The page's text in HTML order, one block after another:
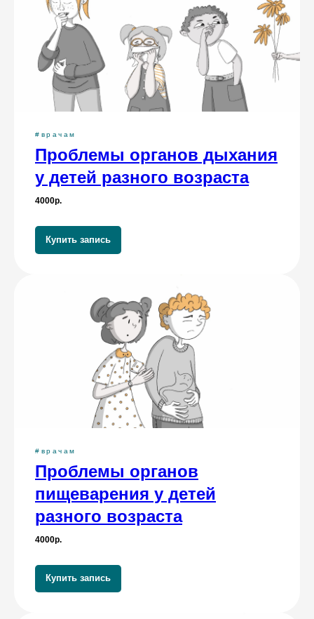
#врачам
Проблемы органов дыхания
у детей разного возраста
4000р.
Купить запись
#врачам
Проблемы органов
пищеварения у детей
разного возраста
4000р.
Купить запись